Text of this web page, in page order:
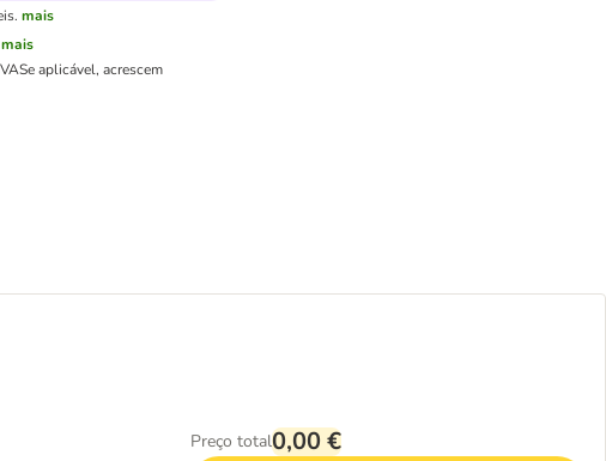
mais
mais
Se aplicável, acrescem
Preço total0,00 €